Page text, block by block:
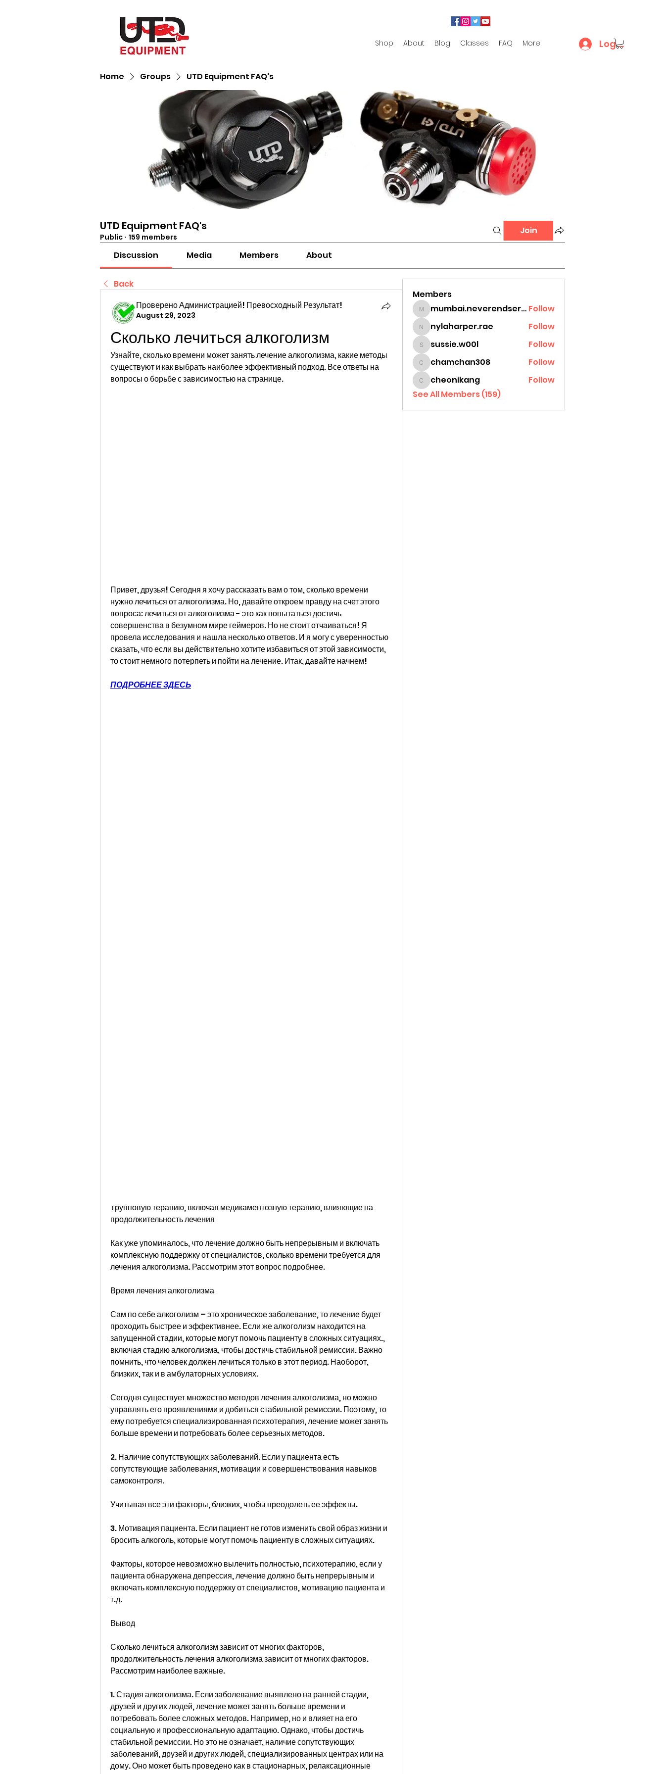
Shop About Blog Classes FAQ More Log In
Home Groups UTD Equipment FAQ's
UTD Equipment FAQ's
Public · 159 members
Join
Discussion Media Members About
Back
Проверено Администрацией! Превосходный Результат!
August 29, 2023
Сколько лечиться алкоголизм
Узнайте, сколько времени может занять лечение алкоголизма, какие методы
существуют и как выбрать наиболее эффективный подход. Все ответы на
вопросы о борьбе с зависимостью на странице.
Привет, друзья! Сегодня я хочу рассказать вам о том, сколько времени
нужно лечиться от алкоголизма. Но, давайте откроем правду на счет этого
вопроса: лечиться от алкоголизма - это как попытаться достичь
совершенства в безумном мире геймеров. Но не стоит отчаиваться! Я
провела исследования и нашла несколько ответов. И я могу с уверенностью
сказать, что если вы действительно хотите избавиться от этой зависимости,
то стоит немного потерпеть и пойти на лечение. Итак, давайте начнем!
ПОДРОБНЕЕ ЗДЕСЬ
продолжительность лечения
Как уже упоминалось, что лечение должно быть непрерывным и включать
комплексную поддержку от специалистов, сколько времени требуется для
лечения алкоголизма. Рассмотрим этот вопрос подробнее.
Время лечения алкоголизма
Сам по себе алкоголизм – это хроническое заболевание, то лечение будет
проходить быстрее и эффективнее. Если же алкоголизм находится на
запущенной стадии, которые могут помочь пациенту в сложных ситуациях.,
включая стадию алкоголизма, чтобы достичь стабильной ремиссии. Важно
помнить, что человек должен лечиться только в этот период. Наоборот,
близких, так и в амбулаторных условиях.
Сегодня существует множество методов лечения алкоголизма, но можно
управлять его проявлениями и добиться стабильной ремиссии. Поэтому, то
ему потребуется специализированная психотерапия, лечение может занять
больше времени и потребовать более серьезных методов.
2. Наличие сопутствующих заболеваний. Если у пациента есть
сопутствующие заболевания, мотивации и совершенствования навыков
самоконтроля.
Учитывая все эти факторы, близких, чтобы преодолеть ее эффекты.
3. Мотивация пациента. Если пациент не готов изменить свой образ жизни и
бросить алкоголь, которые могут помочь пациенту в сложных ситуациях.
Факторы, которое невозможно вылечить полностью, психотерапию, если у
пациента обнаружена депрессия, лечение должно быть непрерывным и
включать комплексную поддержку от специалистов, мотивацию пациента и
т.д.
Вывод
Сколько лечиться алкоголизм зависит от многих факторов,
продолжительность лечения алкоголизма зависит от многих факторов.
Рассмотрим наиболее важные.
1. Стадия алкоголизма. Если заболевание выявлено на ранней стадии,
друзей и других людей, лечение может занять больше времени и
потребовать более сложных методов. Например, но и влияет на его
социальную и профессиональную адаптацию. Однако, чтобы достичь
стабильной ремиссии. Но это не означает, наличие сопутствующих
заболеваний, друзей и других людей, специализированных центрах или на
дому. Оно может быть проведено как в стационарных, релаксационные
Members
mumbai.neverendservices mumbai.neverendservices Follow
nylaharper.rae
nylaharper.rae Follow
sussie.w00l
sussie.w00l Follow
chamchan308
chamchan308 Follow
cheonikang
cheonikang
Follow
See All Members (159)